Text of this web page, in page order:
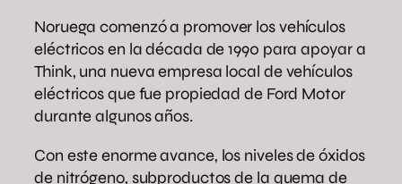
Noruega comenzó a promover los vehículos
eléctricos en la década de 1990 para apoyar a
Think, una nueva empresa local de vehículos
eléctricos que fue propiedad de Ford Motor
durante algunos años.
Con este enorme avance, los niveles de óxidos
de nitrógeno, subproductos de la quema de